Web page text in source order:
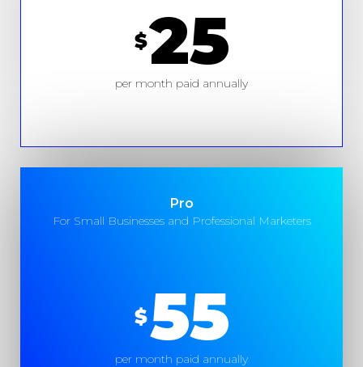
$25
per month paid annually
Pro
For Small Businesses and Professional Marketers
$55
per month paid annually